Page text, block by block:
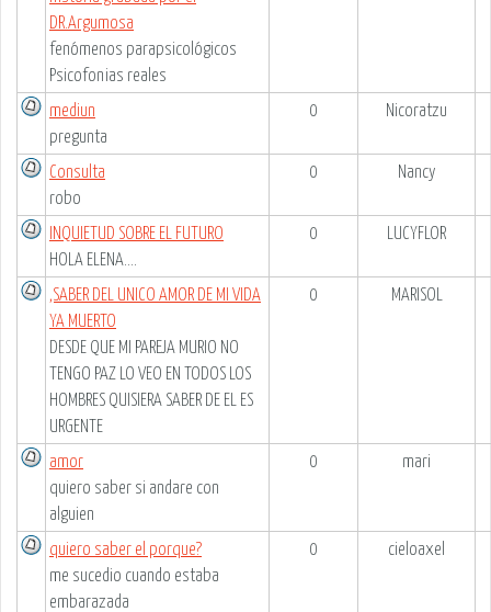
DR.Argumosa
fenómenos parapsicológicos
Psicofonias reales
mediun
pregunta
0 Nicoratzu
Consulta
robo
0 Nancy
INQUIETUD SOBRE EL FUTURO
HOLA ELENA....
0 LUCYFLOR
,SABER DEL UNICO AMOR DE MI VIDA
YA MUERTO
DESDE QUE MI PAREJA MURIO NO
TENGO PAZ LO VEO EN TODOS LOS
HOMBRES QUISIERA SABER DE EL ES
URGENTE
0 MARISOL
amor
quiero saber si andare con
alguien
0 mari
quiero saber el porque?
me sucedio cuando estaba
embarazada
0 cieloaxel